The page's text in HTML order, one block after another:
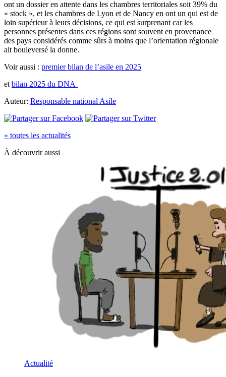
ont un dossier en attente dans les chambres territoriales soit 39% du
« stock », et les chambres de Lyon et de Nancy en ont un qui est de
loin supérieur à leurs décisions, ce qui est surprenant car les
personnes présentes dans ces régions sont souvent en provenance
des pays considérés comme sûrs à moins que l’orientation régionale
ait bouleversé la donne.
Voir aussi : premier bilan de l’asile en 2025
et bilan 2025 du DNA
Auteur: Responsable national Asile
» toutes les actualités
À découvrir aussi
Actualité